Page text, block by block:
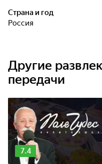
Страна и год
Россия
Другие
передачи
7.4